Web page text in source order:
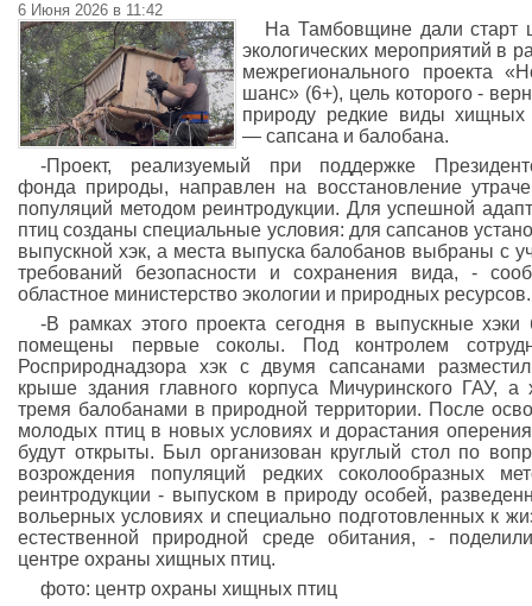
6 Июня 2026 в 11:42
На Тамбовщине дали старт
экологических мероприятий в
межрегионального проекта
шанс» (6+), цель которого -
природу редкие виды хищных
— сапсана и балобана.
-Проект, реализуемый при поддержке
фонда природы, направлен на восстановление
популяций методом реинтродукции. Для успешной
птиц созданы специальные условия: для сапсанов
выпускной хэк, а места выпуска балобанов выбраны с
требований безопасности и сохранения вида, -
областное министерство экологии и природных ресурсов.
-В рамках этого проекта сегодня в выпускные хэки
помещены первые соколы. Под контролем
Росприроднадзора хэк с двумя сапсанами
крыше здания главного корпуса Мичуринского ГАУ, а
тремя балобанами в природной территории. После
молодых птиц в новых условиях и дорастания оперения
будут открыты. Был организован круглый стол по
возрождения популяций редких соколообразных
реинтродукции - выпуском в природу особей,
вольерных условиях и специально подготовленных к
естественной природной среде обитания, -
центре охраны хищных птиц.
фото: центр охраны хищных птиц